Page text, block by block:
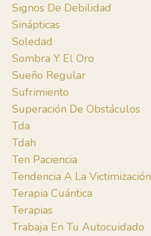
Signos De Debilidad
Sinápticas
Soledad
Sombra Y El Oro
Sueño Regular
Sufrimiento
Superación De Obstáculos
Tda
Tdah
Ten Paciencia
Tendencia A La Victimización
Terapia Cuántica
Terapias
Trabaja En Tu Autocuidado